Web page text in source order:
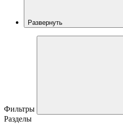
Развернуть
Фильтры
Разделы